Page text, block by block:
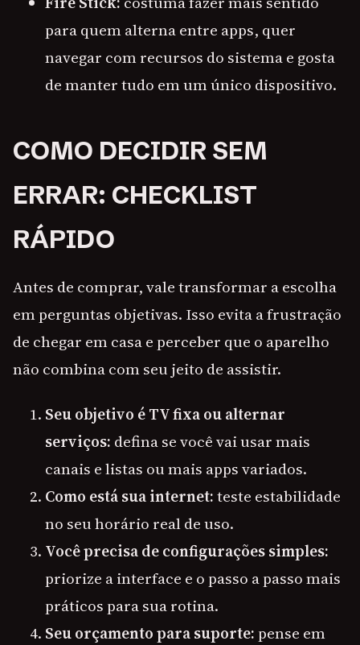
para quem alterna entre apps, quer
navegar com recursos do sistema e gosta
de manter tudo em um único dispositivo.
COMO DECIDIR SEM
ERRAR: CHECKLIST
RÁPIDO
Antes de comprar, vale transformar a escolha
em perguntas objetivas. Isso evita a frustração
de chegar em casa e perceber que o aparelho
não combina com seu jeito de assistir.
Seu objetivo é TV fixa ou alternar
serviços: defina se você vai usar mais
canais e listas ou mais apps variados.
Como está sua internet:teste estabilidade
no seu horário real de uso.
Você precisa de configurações simples:
priorize a interface e o passo a passo mais
práticos para sua rotina.
Seu orçamento para suporte:pense em